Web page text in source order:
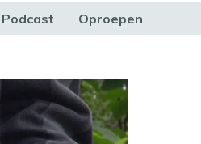
Podcast Oproepen